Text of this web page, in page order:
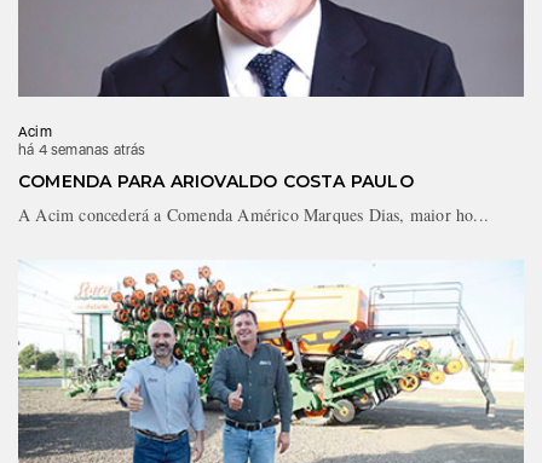
Acim
há 4 semanas atrás
COMENDA PARA ARIOVALDO COSTA PAULO
A Acim concederá a Comenda Américo Marques Dias, maior ho...